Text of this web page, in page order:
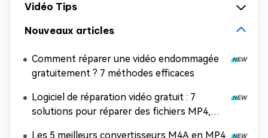
Vidéo Tips
Nouveaux articles
Comment réparer une vidéo endommagée
gratuitement ? 7 méthodes efficaces
Logiciel de réparation vidéo gratuit : 7
solutions pour réparer des fichiers MP4,
Les 5 meilleurs convertisseurs M4A en MP4